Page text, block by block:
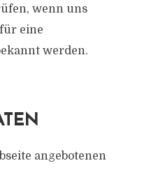
wenn uns
eine
werden.
angebotenen